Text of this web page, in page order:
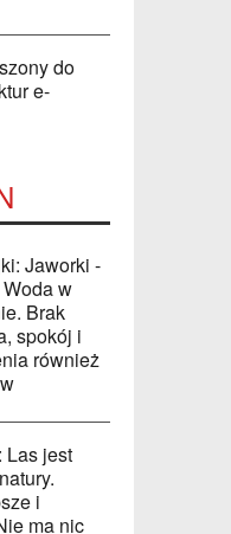
do
e-
Jaworki -
w
Brak
spokój i
również
Las jest
i
ma nic